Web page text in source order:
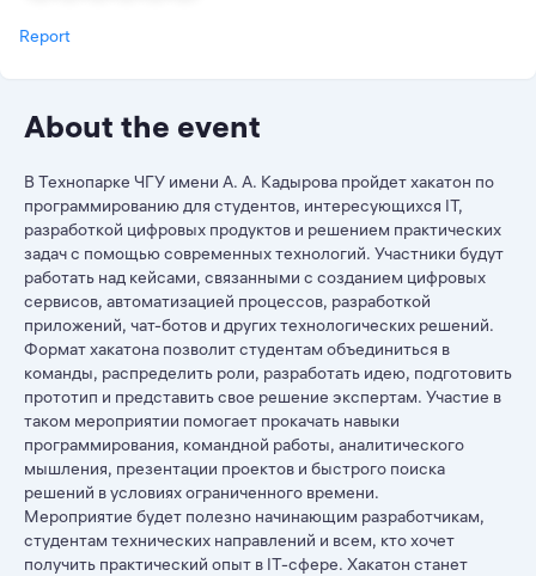
Report
About the event
В Технопарке ЧГУ имени А. А. Кадырова пройдет хакатон по
программированию для студентов, интересующихся IT,
разработкой цифровых продуктов и решением практических
задач с помощью современных технологий. Участники будут
работать над кейсами, связанными с созданием цифровых
сервисов, автоматизацией процессов, разработкой
приложений, чат-ботов и других технологических решений.
Формат хакатона позволит студентам объединиться в
команды, распределить роли, разработать идею, подготовить
прототип и представить свое решение экспертам. Участие в
таком мероприятии помогает прокачать навыки
программирования, командной работы, аналитического
мышления, презентации проектов и быстрого поиска
решений в условиях ограниченного времени.
Мероприятие будет полезно начинающим разработчикам,
студентам технических направлений и всем, кто хочет
получить практический опыт в IT-сфере. Хакатон станет